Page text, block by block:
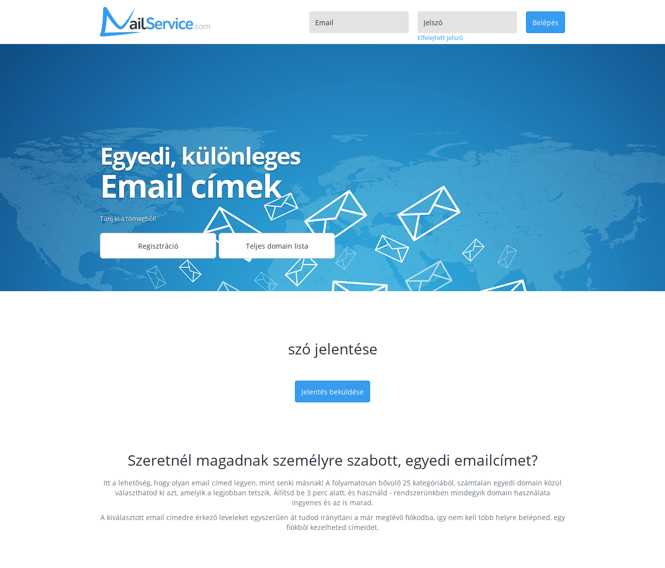
Elfelejtett jelszó
Belépés
Egyedi, különleges
Email címek
Tűnj ki a tömegből!
Regisztráció Teljes domain lista
szó jelentése
Jelentés beküldése
Szeretnél magadnak személyre szabott, egyedi emailcímet?
Itt a lehetőség, hogy olyan email címed legyen, mint senki másnak! A folyamatosan bővülő 25 kategóriából, számtalan egyedi domain közül
választhatod ki azt, amelyik a legjobban tetszik. Állítsd be 3 perc alatt, és használd - rendszerünkben mindegyik domain használata
ingyenes és az is marad.
A kiválasztott email címedre érkező leveleket egyszerűen át tudod irányítani a már meglévő fiókodba, így nem kell több helyre belépned, egy
fiókból kezelheted címeidet.